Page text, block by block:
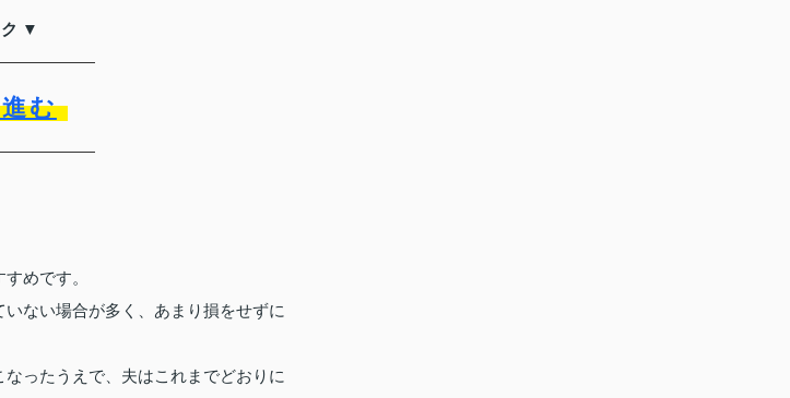
ク ▼
む
めです。
ない場合が多く、あまり損をせずに
ったうえで、夫はこれまでどおりに